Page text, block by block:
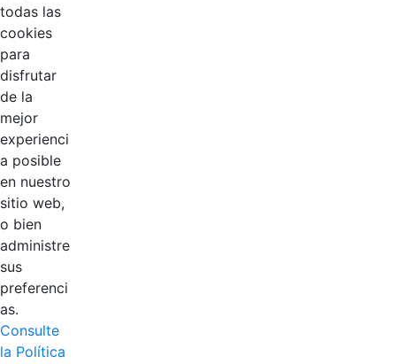
todas las
cookies
para
disfrutar
de la
mejor
experienci
a posible
en nuestro
sitio web,
o bien
administre
sus
preferenci
as.
Consulte
la Política